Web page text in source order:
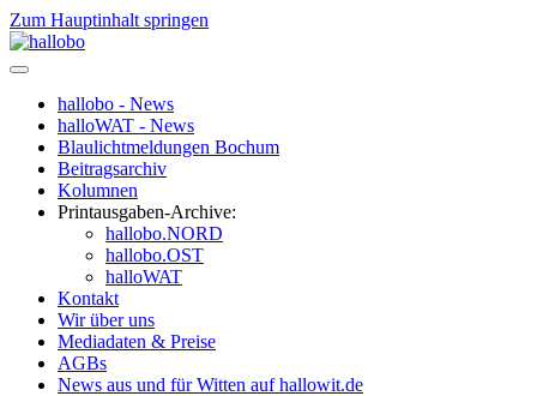
Zum Hauptinhalt springen
hallobo - News
halloWAT - News
Blaulichtmeldungen Bochum
Beitragsarchiv
Kolumnen
Printausgaben-Archive:
hallobo.NORD
hallobo.OST
halloWAT
Kontakt
Wir über uns
Mediadaten & Preise
AGBs
News aus und für Witten auf hallowit.de